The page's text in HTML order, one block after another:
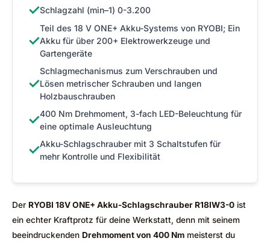
✓Schlagzahl (min–1) 0-3.200
✓
Teil des 18 V ONE+ Akku-Systems von RYOBI; Ein
Akku für über 200+ Elektrowerkzeuge und
Gartengeräte
✓
Schlagmechanismus zum Verschrauben und
Lösen metrischer Schrauben und langen
Holzbauschrauben
✓400 Nm Drehmoment, 3-fach LED-Beleuchtung für
eine optimale Ausleuchtung
✓Akku-Schlagschrauber mit 3 Schaltstufen für
mehr Kontrolle und Flexibilität
Der RYOBI 18V ONE+ Akku-Schlagschrauber R18IW3-0 ist
ein echter Kraftprotz für deine Werkstatt, denn mit seinem
beeindruckenden Drehmoment von 400 Nm meisterst du